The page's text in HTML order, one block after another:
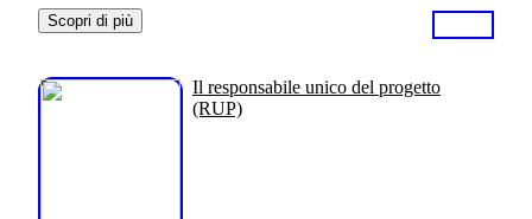
Scopri di più
Il responsabile unico del progetto
(RUP)